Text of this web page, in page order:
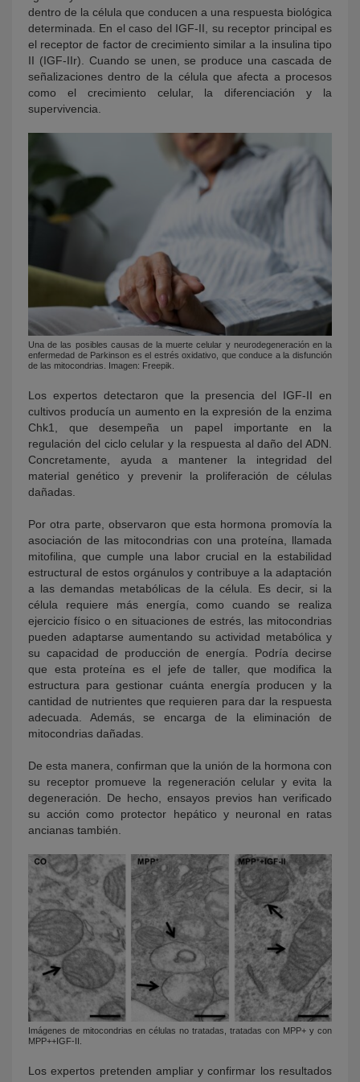
dentro de la célula que conducen a una respuesta biológica
determinada. En el caso del IGF-II, su receptor principal es
el receptor de factor de crecimiento similar a la insulina tipo
II (IGF-IIr). Cuando se unen, se produce una cascada de
señalizaciones dentro de la célula que afecta a procesos
como el crecimiento celular, la diferenciación y la
supervivencia.
Una de las posibles causas de la muerte celular y neurodegeneración en la
enfermedad de Parkinson es el estrés oxidativo, que conduce a la disfunción
de las mitocondrias. Imagen: Freepik.
Los expertos detectaron que la presencia del IGF-II en
cultivos producía un aumento en la expresión de la enzima
Chk1, que desempeña un papel importante en la
regulación del ciclo celular y la respuesta al daño del ADN.
Concretamente, ayuda a mantener la integridad del
material genético y prevenir la proliferación de células
dañadas.
Por otra parte, observaron que esta hormona promovía la
asociación de las mitocondrias con una proteína, llamada
mitofilina, que cumple una labor crucial en la estabilidad
estructural de estos orgánulos y contribuye a la adaptación
a las demandas metabólicas de la célula. Es decir, si la
célula requiere más energía, como cuando se realiza
ejercicio físico o en situaciones de estrés, las mitocondrias
pueden adaptarse aumentando su actividad metabólica y
su capacidad de producción de energía. Podría decirse
que esta proteína es el jefe de taller, que modifica la
estructura para gestionar cuánta energía producen y la
cantidad de nutrientes que requieren para dar la respuesta
adecuada. Además, se encarga de la eliminación de
mitocondrias dañadas.
De esta manera, confirman que la unión de la hormona con
su receptor promueve la regeneración celular y evita la
degeneración. De hecho, ensayos previos han verificado
su acción como protector hepático y neuronal en ratas
ancianas también.
Imágenes de mitocondrias en células no tratadas, tratadas con MPP+ y con
MPP++IGF-II.
Los expertos pretenden ampliar y confirmar los resultados